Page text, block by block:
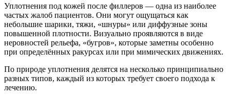
Уплотнения под кожей после филлеров — одна из наиболее
частых жалоб пациентов. Они могут ощущаться как
небольшие шарики, тяжи, «шнуры» или диффузные зоны
повышенной плотности. Визуально проявляются в виде
неровностей рельефа, «бугров», которые заметны особенно
при определённых ракурсах или при мимических движениях.
По природе уплотнения делятся на несколько принципиально
разных типов, каждый из которых требует своего подхода к
лечению.